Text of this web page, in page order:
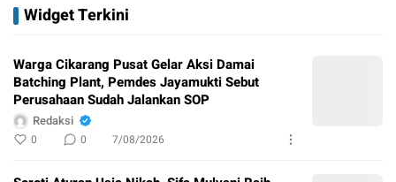
Widget Terkini
Warga Cikarang Pusat Gelar Aksi Damai
Batching Plant, Pemdes Jayamukti Sebut
Perusahaan Sudah Jalankan SOP
Redaksi
0 0 7/08/2026